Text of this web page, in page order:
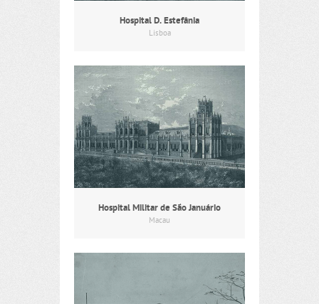
Hospital D. Estefânia
Lisboa
Hospital Militar de São Januário
Macau